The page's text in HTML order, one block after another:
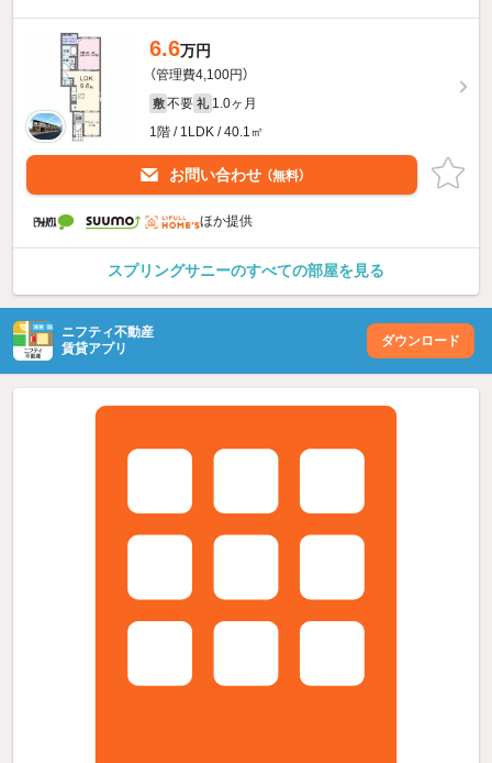
6.6万円
（管理費4,100円）
敷 不要 礼 1.0ヶ月
1階 / 1LDK / 40.1㎡
お問い合わせ （無料）
ほか提供
スプリングサニーのすべての部屋を見る
ニフティ不動産
賃貸アプリ
ダウンロード